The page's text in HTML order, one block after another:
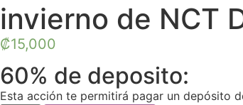
invierno de NCT
₡15,000
60% de deposito:
Esta acción te permitirá pagar un depósito